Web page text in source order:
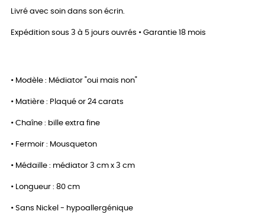
Livré avec soin dans son écrin.
Expédition sous 3 à 5 jours ouvrés • Garantie 18 mois
• Modèle : Médiator "oui mais non"
• Matière : Plaqué or 24 carats
• Chaîne : bille extra fine
• Fermoir : Mousqueton
• Médaille : médiator 3 cm x 3 cm
• Longueur : 80 cm
• Sans Nickel - hypoallergénique